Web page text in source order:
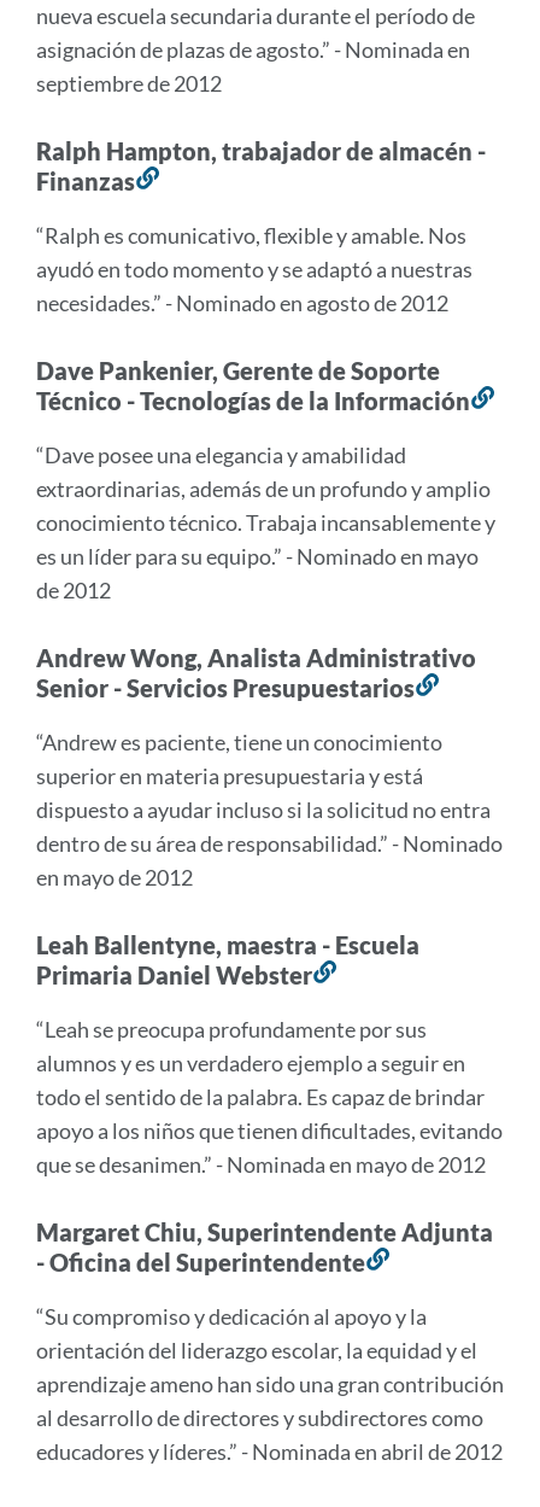
nueva escuela secundaria durante el período de
asignación de plazas de agosto.” - Nominada en
septiembre de 2012
Ralph Hampton, trabajador de almacén -
Finanzas
esta
sección
“Ralph es comunicativo, flexible y amable. Nos
ayudó en todo momento y se adaptó a nuestras
necesidades.” - Nominado en agosto de 2012
Dave Pankenier, Gerente de Soporte
Técnico - Tecnologías de la Información
“Dave posee una elegancia y amabilidad
extraordinarias, además de un profundo y amplio
conocimiento técnico. Trabaja incansablemente y
es un líder para su equipo.” - Nominado en mayo
de 2012
Andrew Wong, Analista Administrativo
Senior - Servicios Presupuestarios
esta
“Andrew es paciente, tiene un conocimiento
superior en materia presupuestaria y está
dispuesto a ayudar incluso si la solicitud no entra
dentro de su área de responsabilidad.” - Nominado
en mayo de 2012
Leah Ballentyne, maestra - Escuela
Primaria Daniel Webster
esta
sección
“Leah se preocupa profundamente por sus
alumnos y es un verdadero ejemplo a seguir en
todo el sentido de la palabra. Es capaz de brindar
apoyo a los niños que tienen dificultades, evitando
que se desanimen.” - Nominada en mayo de 2012
Margaret Chiu, Superintendente Adjunta
- Oficina del Superintendente
esta
sección
“Su compromiso y dedicación al apoyo y la
orientación del liderazgo escolar, la equidad y el
aprendizaje ameno han sido una gran contribución
al desarrollo de directores y subdirectores como
educadores y líderes.” - Nominada en abril de 2012